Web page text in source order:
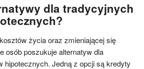
dla tradycyjnych
życia oraz zmieniającej się
osób poszukuje alternatyw dla
hipotecznych. Jedną z opcji są kredyty